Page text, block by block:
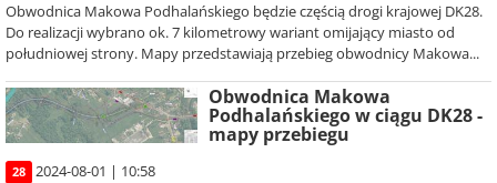
Obwodnica Makowa Podhalańskiego będzie częścią drogi krajowej DK28.
Do realizacji wybrano ok. 7 kilometrowy wariant omijający miasto od
południowej strony. Mapy przedstawiają przebieg obwodnicy Makowa...
Obwodnica Makowa
Podhalańskiego w ciągu DK28 -
mapy przebiegu
28
2024-08-01 | 10:58